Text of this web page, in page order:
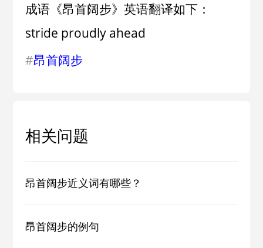
成语《昂首阔步》英语翻译如下：
stride proudly ahead
#昂首阔步
相关问题
昂首阔步近义词有哪些？
昂首阔步的例句